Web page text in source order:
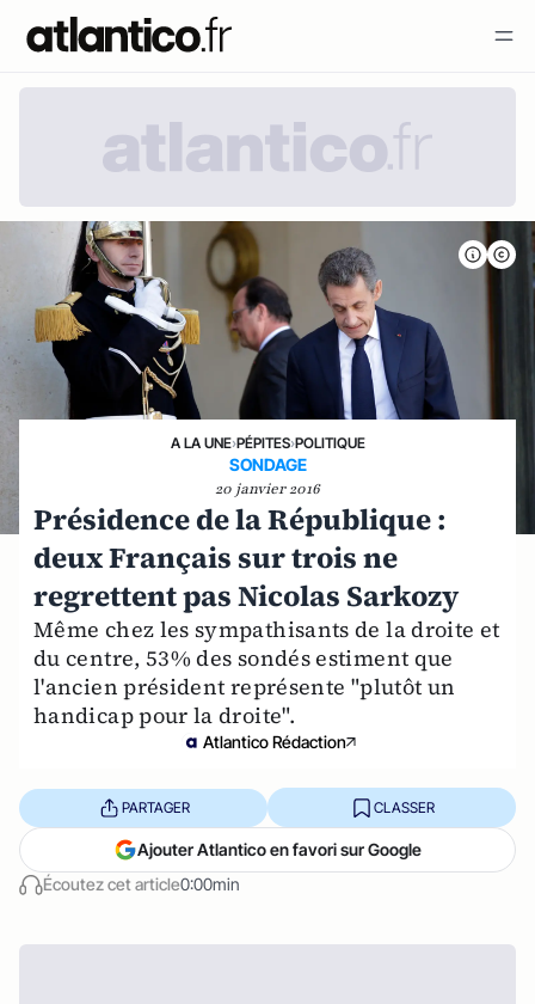
A LA UNE›PÉPITES›POLITIQUE
SONDAGE
20 janvier 2016
Présidence de la République :
deux Français sur trois ne
regrettent pas Nicolas Sarkozy
Même chez les sympathisants de la droite et
du centre, 53% des sondés estiment que
l'ancien président représente "plutôt un
handicap pour la droite".
Atlantico Rédaction
Écoutez cet article0:00min
PARTAGER CLASSER
Ajouter Atlantico en favori sur Google